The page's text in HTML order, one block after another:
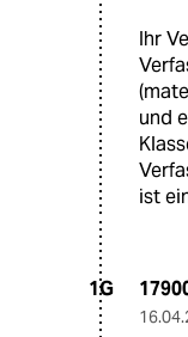
Ihr
und
ist
1G